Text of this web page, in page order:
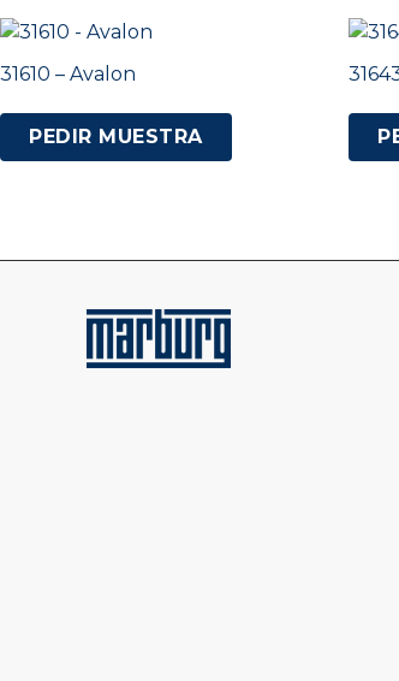
31610 – Avalon
PEDIR MUESTRA